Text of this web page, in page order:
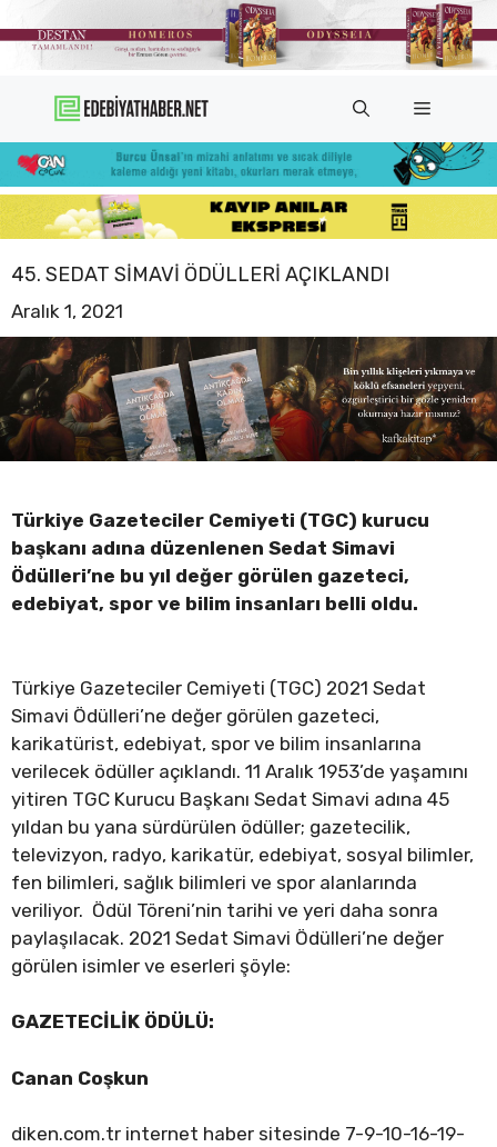
atla
Menü
45. SEDAT SIMAVI ÖDÜLLERI AÇIKLANDI
Aralık 1, 2021
Türkiye Gazeteciler Cemiyeti (TGC) kurucu
başkanı adına düzenlenen Sedat Simavi
Ödülleri’ne bu yıl değer görülen gazeteci,
edebiyat, spor ve bilim insanları belli oldu.
Türkiye Gazeteciler Cemiyeti (TGC) 2021 Sedat
Simavi Ödülleri’ne değer görülen gazeteci,
karikatürist, edebiyat, spor ve bilim insanlarına
verilecek ödüller açıklandı. 11 Aralık 1953’de yaşamını
yitiren TGC Kurucu Başkanı Sedat Simavi adına 45
yıldan bu yana sürdürülen ödüller; gazetecilik,
televizyon, radyo, karikatür, edebiyat, sosyal bilimler,
fen bilimleri, sağlık bilimleri ve spor alanlarında
veriliyor. Ödül Töreni’nin tarihi ve yeri daha sonra
paylaşılacak. 2021 Sedat Simavi Ödülleri’ne değer
görülen isimler ve eserleri şöyle:
GAZETECİLİK ÖDÜLÜ:
Canan Coşkun
diken.com.tr internet haber sitesinde 7-9-10-16-19-